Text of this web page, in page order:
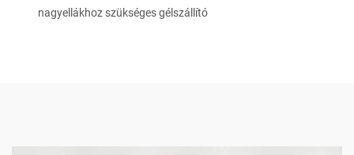
nagyellákhoz szükséges gélszállító